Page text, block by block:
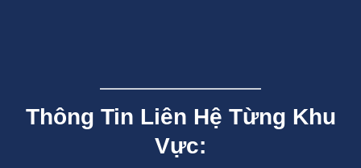
Thông Tin Liên Hệ Từng Khu
Vực: